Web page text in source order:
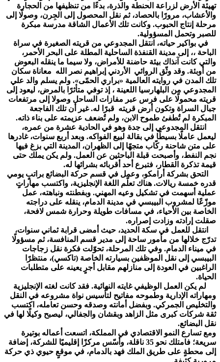
تهيئة الأرض لزراعة الحنطة والذرة، بدءًا من تنظيفها من الحجارة
والأعشاب، مرورًا بالحصاد، ثم نقل المحصول إلى الجِرن، وصولًا إلى
مرحلة إنتاج الحبوب. وكانت تلك الأعمال الشاقة مدرسة مبكرة
للصبر وتحمل المسؤولية.
في بواكير حياته، انتقل المجدوعي من قريته الصغيرة في سراة
الباحة ،، إلى مدينة القنفذة الساحلية المطلة على البحر الأحمر،
والتي كانت آنذاك بيئة حاضنة للأمراض، ولا سيما ما ينقله البعوض
من أوبئة. وقد وثّق الروائي الأردني إبراهيم نصر الله معاناة سكان
تلك المدن في روايته العالمية «براري الحمّى». ولم يسلم والد علي
المجدوعي من البلهارسيا اللعينة ، إذ توفي متأثرًا بالمرض، ليعود إلى
قريته محمولًا على فرس عبر مفازات الساحل وصولا إلى مرتفعات
جبال السراة وتكون أرض قريته قبرًا له. غير أن تلك الفاجعة
المبكرة لم تُطفئ طموح الابن، ولم تُضعف عزيمته على بناء ذاته.
انتقل المجدوعي إلى جدة وهو في الحادية عشرة من عمره،
ليعمل عاملًا بسيطًا في بقالة لبيع الفواكه. وبعد أربع سنوات، غادرها
على متن شاحنة ركّاب متجهًا إلى الظهران، المدينة التي بزغ فيها
نجم النفط، وأصبحت قبلة الباحثين عن العمل. ولم يكن يملك حتى
قيمة تذكرة القطار، فتبرع أحد أقربائه بشرائها له.
التحق بشركة أرامكو، وعمل في قسم حركة البضائع براتبٍ يومي
قدره خمسة ريالات. هناك تعلّم اللغة الإنجليزية، واكتسب مهاراتٍ
عملية أسهمت في تشكيل وعيه المهني. وبفطنته ونباهته، عمل
موزّعًا لمشروب البيبسي في مدينة الدمام، ينقله على دراجته
الخاصة بين الأحياء، في مسافات طويلة وحرارة شمس لافحة،
صقلت إرادته وزادت إصراره.
انتقل للعمل في سكة الحديد، حيث أمضى قرابة ثماني سنوات،
تدرّج خلالها من مأمور ساحة إلى مدير قسم المنافسة، ثم مسؤولًا
في ميناء الدمام. وفي تلك المرحلة، تحوّلت فكرة نقل زجاجات
البيبسي إلى نقل الموظفين بسيارته الخاصة (تاكسي)، منتظرًا
الراغبين في العودة إلى منازلهم مقابل أجرٍ يعينه على متطلبات
الحياة.
لم يكن العمل الوظيفي غايته النهائية. فقد كانت لغته الإنجليزية
ومهاراته الإدارية وطموحه مفاتيح لتأسيس نواة مشروعه في النقل
والتخليص الجمركي. وبفضل أمانته وصدقه وحسن تعامله، اكتسب
ثقة شركات كبرى مثل الزاهد وبقشان والجفالي، ليصبح وكيلًا لها في
نقل البضائع.
ومع تسارع النمو الاقتصادي في المملكة، اتسعت أعماله بوتيرة
سريعة؛ فامتلك نحو 35 ناقلة، وأسّس مركزًا إقليميًا للشركة، إضافة
إلى محطةٍ على طريق الملك فهد بالدمام، في موقعٍ حيوي ذي حركة